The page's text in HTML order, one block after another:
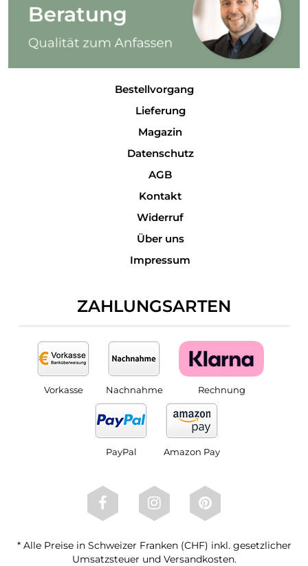
Bestellvorgang
Lieferung
Magazin
Datenschutz
AGB
Kontakt
Widerruf
Über uns
Impressum
ZAHLUNGSARTEN
Vorkasse Nachnahme Rechnung
PayPal Amazon Pay
* Alle Preise in Schweizer Franken (CHF) inkl. gesetzlicher
Umsatzsteuer und Versandkosten.